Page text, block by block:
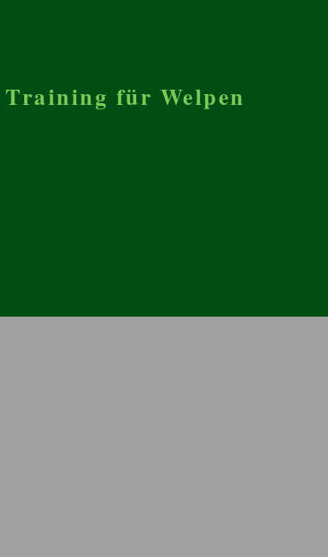
Training für Welpen